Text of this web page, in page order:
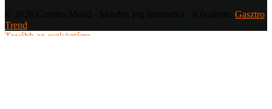
Gasztro
Trend
Tovább az eszköztárra